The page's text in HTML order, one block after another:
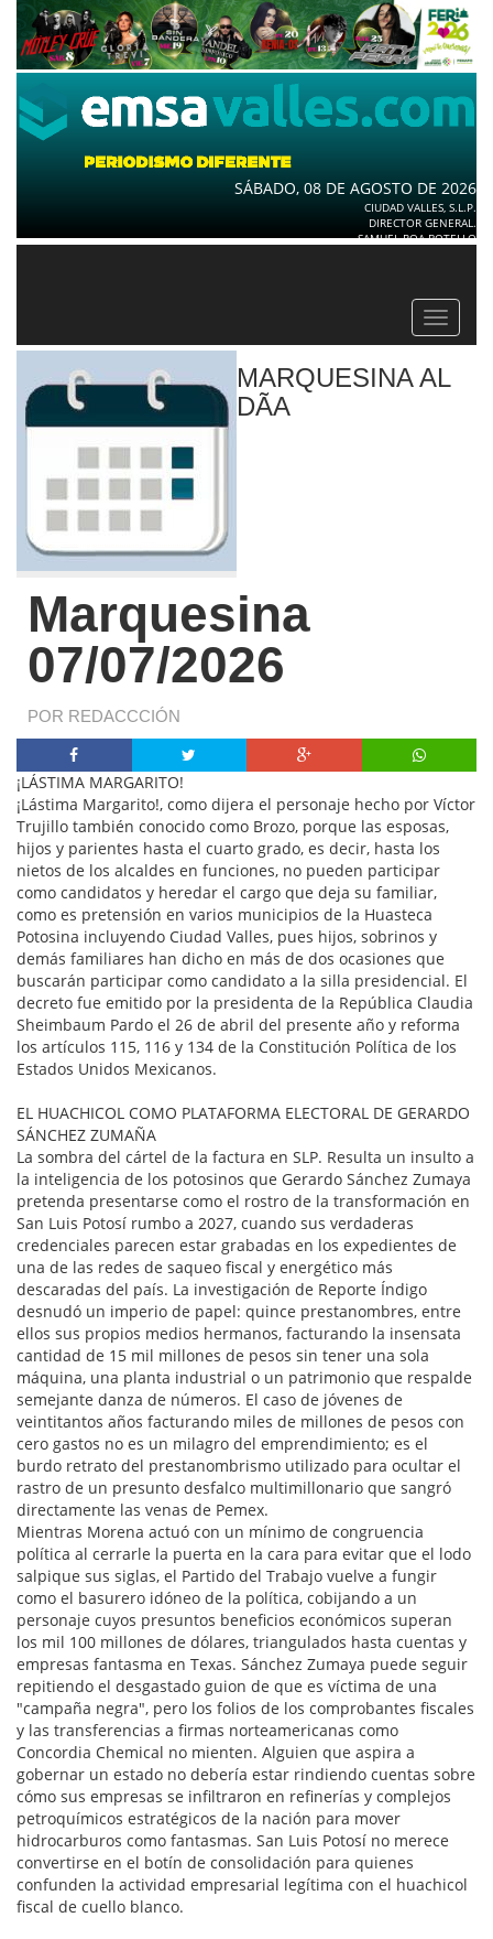
SÁBADO, 08 DE AGOSTO DE 2026
CIUDAD VALLES, S.L.P.
DIRECTOR GENERAL.
SAMUEL ROA BOTELLO
Toggle
MARQUESINA AL
DÃ­A
Marquesina
07/07/2026
POR REDACCCIÓN
¡LÁSTIMA MARGARITO!
¡Lástima Margarito!, como dijera el personaje hecho por Víctor
Trujillo también conocido como Brozo, porque las esposas,
hijos y parientes hasta el cuarto grado, es decir, hasta los
nietos de los alcaldes en funciones, no pueden participar
como candidatos y heredar el cargo que deja su familiar,
como es pretensión en varios municipios de la Huasteca
Potosina incluyendo Ciudad Valles, pues hijos, sobrinos y
demás familiares han dicho en más de dos ocasiones que
buscarán participar como candidato a la silla presidencial. El
decreto fue emitido por la presidenta de la República Claudia
Sheimbaum Pardo el 26 de abril del presente año y reforma
los artículos 115, 116 y 134 de la Constitución Política de los
Estados Unidos Mexicanos.
EL HUACHICOL COMO PLATAFORMA ELECTORAL DE GERARDO
SÁNCHEZ ZUMAÑA
La sombra del cártel de la factura en SLP. Resulta un insulto a
la inteligencia de los potosinos que Gerardo Sánchez Zumaya
pretenda presentarse como el rostro de la transformación en
San Luis Potosí rumbo a 2027, cuando sus verdaderas
credenciales parecen estar grabadas en los expedientes de
una de las redes de saqueo fiscal y energético más
descaradas del país. La investigación de Reporte Índigo
desnudó un imperio de papel: quince prestanombres, entre
ellos sus propios medios hermanos, facturando la insensata
cantidad de 15 mil millones de pesos sin tener una sola
máquina, una planta industrial o un patrimonio que respalde
semejante danza de números. El caso de jóvenes de
veintitantos años facturando miles de millones de pesos con
cero gastos no es un milagro del emprendimiento; es el
burdo retrato del prestanombrismo utilizado para ocultar el
rastro de un presunto desfalco multimillonario que sangró
directamente las venas de Pemex.
Mientras Morena actuó con un mínimo de congruencia
política al cerrarle la puerta en la cara para evitar que el lodo
salpique sus siglas, el Partido del Trabajo vuelve a fungir
como el basurero idóneo de la política, cobijando a un
personaje cuyos presuntos beneficios económicos superan
los mil 100 millones de dólares, triangulados hasta cuentas y
empresas fantasma en Texas. Sánchez Zumaya puede seguir
repitiendo el desgastado guion de que es víctima de una
"campaña negra", pero los folios de los comprobantes fiscales
y las transferencias a firmas norteamericanas como
Concordia Chemical no mienten. Alguien que aspira a
gobernar un estado no debería estar rindiendo cuentas sobre
cómo sus empresas se infiltraron en refinerías y complejos
petroquímicos estratégicos de la nación para mover
hidrocarburos como fantasmas. San Luis Potosí no merece
convertirse en el botín de consolidación para quienes
confunden la actividad empresarial legítima con el huachicol
fiscal de cuello blanco.